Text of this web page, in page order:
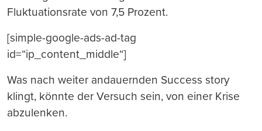
Fluktuationsrate von 7,5 Prozent.
[simple-google-ads-ad-tag
id=“ip_content_middle“]
Was nach weiter andauernden Success story
klingt, könnte der Versuch sein, von einer Krise
abzulenken.